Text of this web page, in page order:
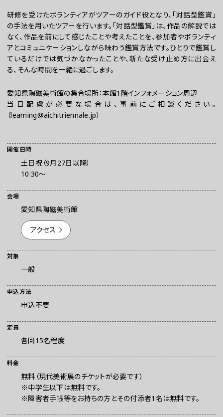
ラーニング
さらに楽しむ
WEBマガジン
研修を受けたボランティアがツアーのガイド役となり、「対話型鑑賞」
の手法を用いたツアーを行います。「対話型鑑賞」は、作品の解説では
なく、作品を前にして感じたことや考えたことを、参加者やボランティ
アとコミュニケーションしながら味わう鑑賞方法です。ひとりで鑑賞し
ているだけでは気づかなかったことや、新たな受け止め方に出会え
る、そんな時間を一緒に過ごします。
愛知県陶磁美術館の集合場所：本館1階インフォメーション周辺
当日配慮が必要な場合は、事前にご相談ください。
（learning@aichitriennale.jp）
開催日時
土日祝（9月27日以降）
10:30〜
会場
愛知県陶磁美術館
アクセス
対象
一般
申込方法
申込不要
定員
各回15名程度
料金
無料（現代美術展のチケットが必要です）
※中学生以下は無料です。
※障害者手帳等をお持ちの方とその付添者1名は無料です。